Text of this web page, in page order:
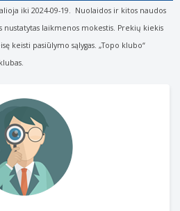
iki 2024-09-19. Nuolaidos ir kitos naudos
nustatytas laikmenos mokestis. Prekių kiekis
keisti pasiūlymo sąlygas. „Topo klubo“